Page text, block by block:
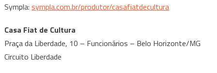
Sympla: sympla.com.br/produtor/casafiatdecultura
Casa Fiat de Cultura
Praça da Liberdade, 10 – Funcionários – Belo Horizonte/MG
Circuito Liberdade